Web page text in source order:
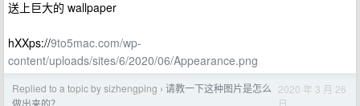
送上巨大的 wallpaper
hXXps://9to5mac.com/wp-
content/uploads/sites/6/2020/06/Appearance.png
Replied to a topic by sizhengping › 请教一下这种图片是怎么
做出来的？
2020 年 3 月 26
日